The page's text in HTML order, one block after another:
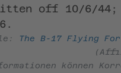
off 10/6/44;
The B-17 Flying
können